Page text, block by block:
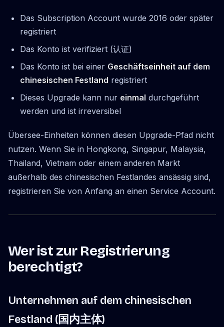
Das Subscription Account wurde 2016 oder später
registriert
Das Konto ist verifiziert (认证)
Das Konto ist bei einer Geschäftseinheit auf dem
chinesischen Festland registriert
Dieses Upgrade kann nur einmal durchgeführt
werden und ist irreversibel
Übersee-Einheiten können diesen Upgrade-Pfad nicht
nutzen. Wenn Sie in Hongkong, Singapur, Malaysia,
Thailand, Vietnam oder einem anderen Markt
außerhalb des chinesischen Festlandes ansässig sind,
registrieren Sie von Anfang an einen Service Account.
Wer ist zur Registrierung
berechtigt?
Unternehmen auf dem chinesischen
Festland (国内主体)